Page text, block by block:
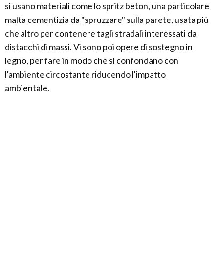
si usano materiali come lo spritz beton, una particolare
malta cementizia da "spruzzare" sulla parete, usata più
che altro per contenere tagli stradali interessati da
distacchi di massi. Vi sono poi opere di sostegno in
legno, per fare in modo che si confondano con
l'ambiente circostante riducendo l'impatto
ambientale.